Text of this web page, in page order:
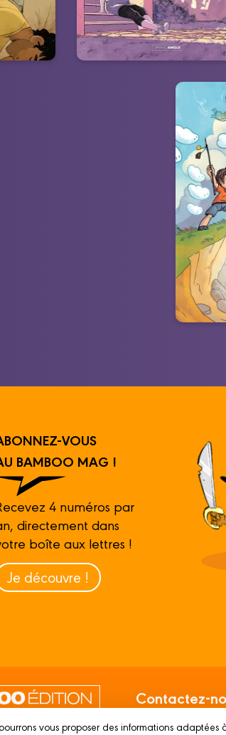
21/
Entre
VOUS
BAMBOO MAG !
4 numéros par
directement dans
boîte aux lettres !
Je découvre !
Contactez-
vous proposer des informations